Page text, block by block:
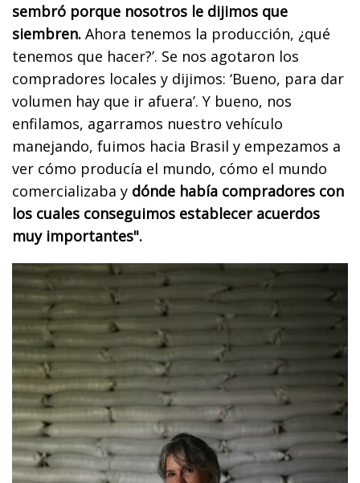
sembró porque nosotros le dijimos que
siembren. Ahora tenemos la producción, ¿qué
tenemos que hacer?’. Se nos agotaron los
compradores locales y dijimos: ‘Bueno, para dar
volumen hay que ir afuera’. Y bueno, nos
enfilamos, agarramos nuestro vehículo
manejando, fuimos hacia Brasil y empezamos a
ver cómo producía el mundo, cómo el mundo
comercializaba y dónde había compradores con
los cuales conseguimos establecer acuerdos
muy importantes".